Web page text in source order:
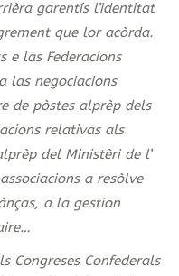
garentís l’identitat
que lor acòrda.
e las Federacions
las negociacions
de pòstes alprèp dels
relativas als
del Ministèri de l’
a resòlve
a la gestion
Congreses Confederals